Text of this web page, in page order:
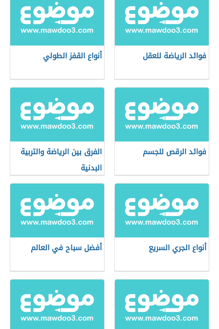
فوائد الرياضة للعقل أنواع القفز الطولي
فوائد الرقص للجسم
الفرق بين الرياضة والتربية
البدنية
أنواع الجري السريع أفضل سباح في العالم